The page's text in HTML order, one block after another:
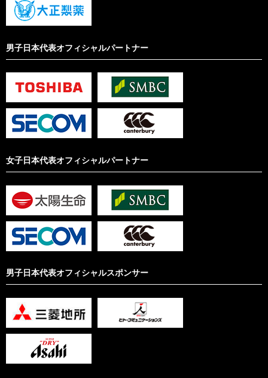
男子日本代表オフィシャルパートナー
女子日本代表オフィシャルパートナー
男子日本代表オフィシャルスポンサー